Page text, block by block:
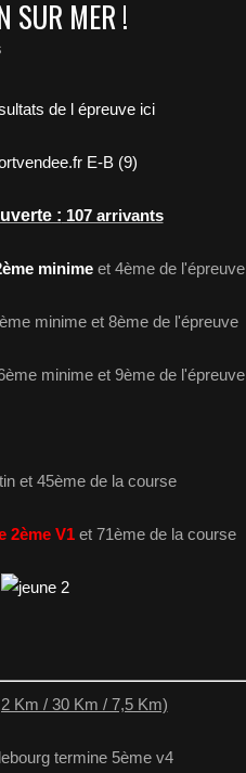
SUR MER !
de l épreuve ici
: 107 arrivants
minimeet 4ème de l'épreuve
minime et 8ème de l'épreuve
minime et 9ème de l'épreuve
et 45ème de la course
2ème V1et 71ème de la course
Km / 30 Km / 7,5 Km)
termine 5ème v4